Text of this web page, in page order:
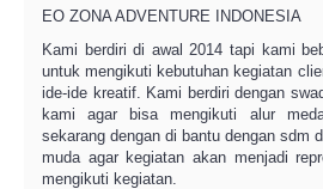
EO ZONA ADVENTURE INDONESIA
Kami berdiri di awal 2014 tapi kami
untuk mengikuti kebutuhan kegiatan
ide-ide kreatif. Kami berdiri dengan
kami agar bisa mengikuti alur
sekarang dengan di bantu dengan sdm
muda agar kegiatan akan menjadi
mengikuti kegiatan.